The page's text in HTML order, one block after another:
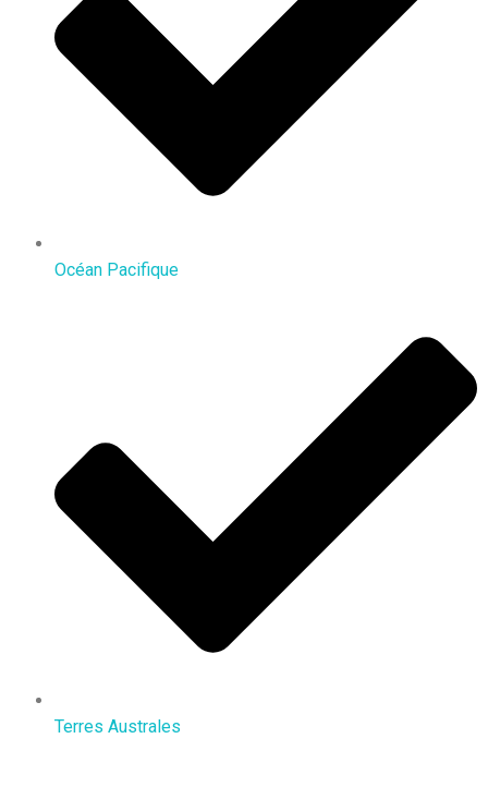
Océan Pacifique
Terres Australes